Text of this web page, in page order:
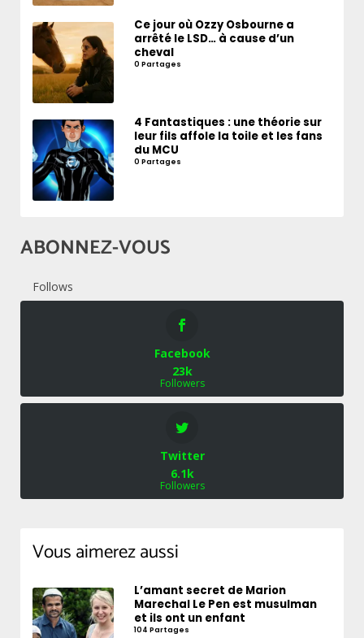
Ce jour où Ozzy Osbourne a
arrêté le LSD… à cause d’un
cheval
0 Partages
4 Fantastiques : une théorie sur
leur fils affole la toile et les fans
du MCU
0 Partages
ABONNEZ-VOUS
Follows
Facebook
23k
Followers
Twitter
6.1k
Followers
Vous aimerez aussi
L’amant secret de Marion
Marechal Le Pen est musulman
et ils ont un enfant
104 Partages